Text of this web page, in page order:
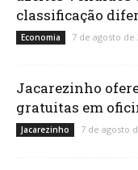
classificação
Economia 7 de agosto de
Jacarezinho
gratuitas em
Jacarezinho 7 de agosto